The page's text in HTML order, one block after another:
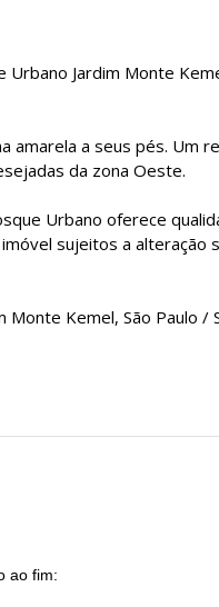
Urbano Jardim Monte
amarela a seus pés.
da zona Oeste.
Urbano oferece
sujeitos a alteração
Monte Kemel, São Paulo /
ao fim: